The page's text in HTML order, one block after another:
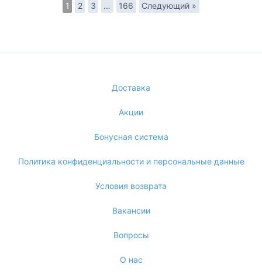
1 2 3 … 166 Следующий »
Доставка
Акции
Бонусная система
Политика конфиденциальности и персональные данные
Условия возврата
Вакансии
Вопросы
О нас